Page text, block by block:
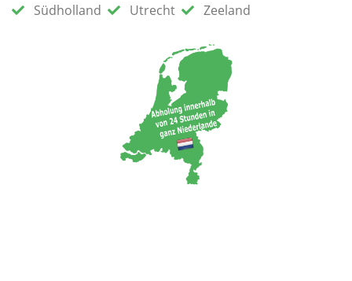
Südholland
Utrecht Zeeland